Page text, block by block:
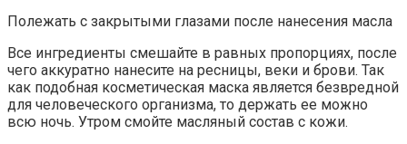
Полежать с закрытыми глазами после нанесения масла
Все ингредиенты смешайте в равных пропорциях, после
чего аккуратно нанесите на ресницы, веки и брови. Так
как подобная косметическая маска является безвредной
для человеческого организма, то держать ее можно
всю ночь. Утром смойте масляный состав с кожи.